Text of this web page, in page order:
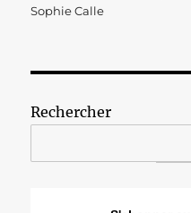
le
Sophie Calle
Rechercher